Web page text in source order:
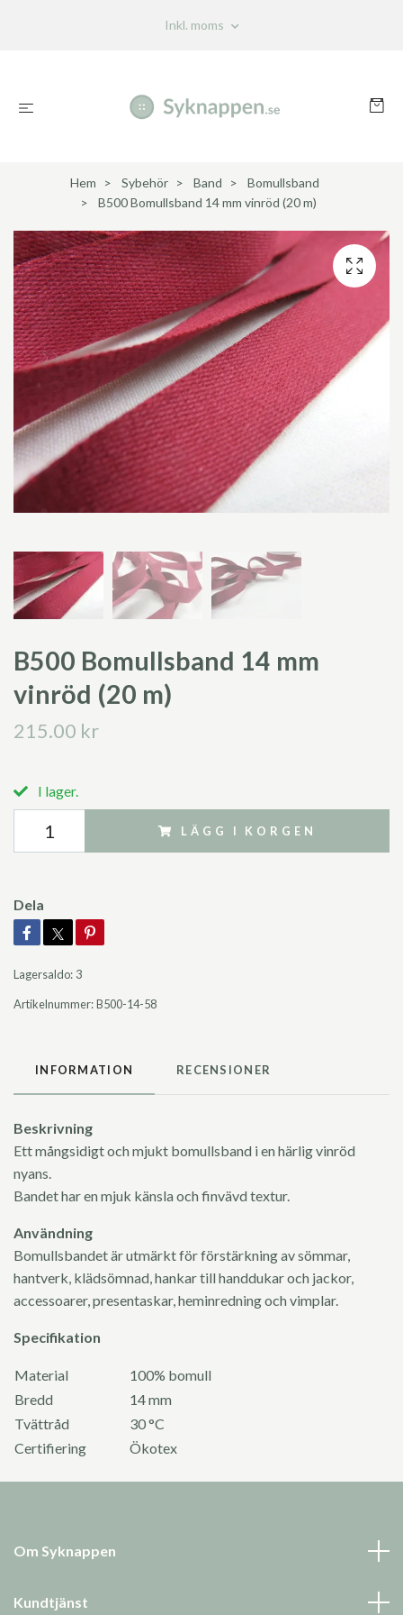
Inkl. moms
Hem Sybehör Band
Bomullsband
B500 Bomullsband 14 mm vinröd (20 m)
B500 Bomullsband 14 mm
vinröd (20 m)
215.00 kr
I lager.
LÄGG I KORGEN
Dela
Lagersaldo: 3
Artikelnummer:B500-14-58
INFORMATION RECENSIONER
Beskrivning
Ett mångsidigt och mjukt bomullsband i en härlig vinröd
nyans.
Bandet har en mjuk känsla och finvävd textur.
Användning
Bomullsbandet är utmärkt för förstärkning av sömmar,
hantverk, klädsömnad, hankar till handdukar och jackor,
accessoarer, presentaskar, heminredning och vimplar.
Specifikation
Material
100% bomull
Bredd
14 mm
Tvättråd
30 °C
Certifiering
Ökotex
Om Syknappen
Kundtjänst